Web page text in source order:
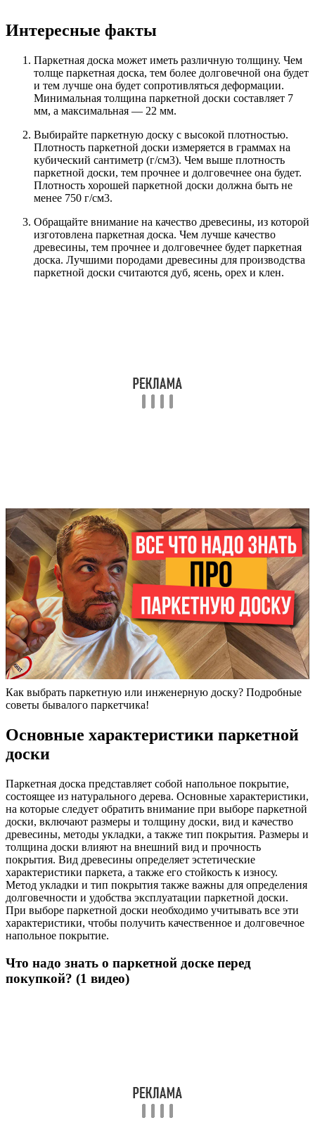
Интересные факты
Паркетная доска может иметь различную толщину. Чем
толще паркетная доска, тем более долговечной она будет
и тем лучше она будет сопротивляться деформации.
Минимальная толщина паркетной доски составляет 7
мм, а максимальная — 22 мм.
Выбирайте паркетную доску с высокой плотностью.
Плотность паркетной доски измеряется в граммах на
кубический сантиметр (г/см3). Чем выше плотность
паркетной доски, тем прочнее и долговечнее она будет.
Плотность хорошей паркетной доски должна быть не
менее 750 г/см3.
Обращайте внимание на качество древесины, из которой
изготовлена паркетная доска. Чем лучше качество
древесины, тем прочнее и долговечнее будет паркетная
доска. Лучшими породами древесины для производства
паркетной доски считаются дуб, ясень, орех и клен.
Как выбрать паркетную или инженерную доску? Подробные
советы бывалого паркетчика!
Основные характеристики паркетной
доски
Паркетная доска представляет собой напольное покрытие,
состоящее из натурального дерева. Основные характеристики,
на которые следует обратить внимание при выборе паркетной
доски, включают размеры и толщину доски, вид и качество
древесины, методы укладки, а также тип покрытия. Размеры и
толщина доски влияют на внешний вид и прочность
покрытия. Вид древесины определяет эстетические
характеристики паркета, а также его стойкость к износу.
Метод укладки и тип покрытия также важны для определения
долговечности и удобства эксплуатации паркетной доски.
При выборе паркетной доски необходимо учитывать все эти
характеристики, чтобы получить качественное и долговечное
напольное покрытие.
Что надо знать о паркетной доске перед
покупкой? (1 видео)